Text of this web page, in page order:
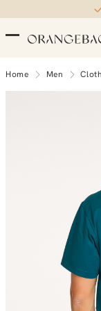
Home Men